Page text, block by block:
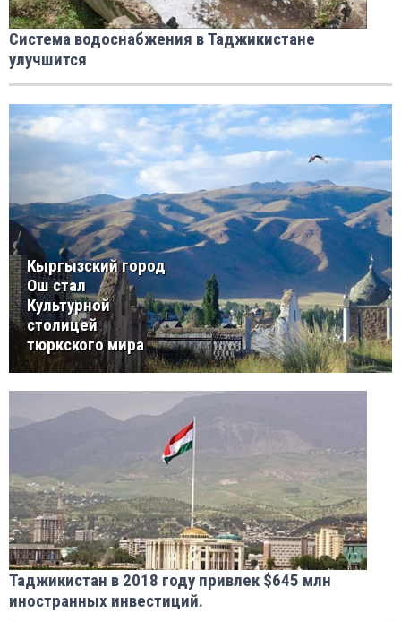
Система водоснабжения в Таджикистане
улучшится
Кыргызский город
Ош стал
Культурной
столицей
тюркского мира
Таджикистан в 2018 году привлек $645 млн
иностранных инвестиций.